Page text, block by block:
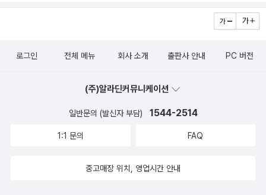
장 프로젝트(HCP) 의사들의 시력 회복 수술을 일컫는 말이다. 현재
전 세계적으로 1억이 넘는 사람들이 낙후된 환경 탓에 앞을 보지 못하
라야 백내장 프로젝트는 이렇게 보지 못해 병원을 찾지도 못하는 사
이 기적의 프로젝트를 이끌고 있는 두 의사의 이야기다. 가난한 히말
라야 산골에서 자란 네팔인 의사와 하버드 의대 출신의 미국인 의사.
을 모았을까? 히말라야의 작은 마을에서 시작된 그들의 활동은 어떻
을까? 그리고 다시 세상을 보게 된 사람들의 삶은 어떻게 바뀌었을
로그인 전체 메뉴 회사 소개 출판사 안내 PC 버전
(주)알라딘커뮤니케이션
일반문의 (발신자 부담) 1544-2514
1:1 문의 FAQ
중고매장 위치, 영업시간 안내